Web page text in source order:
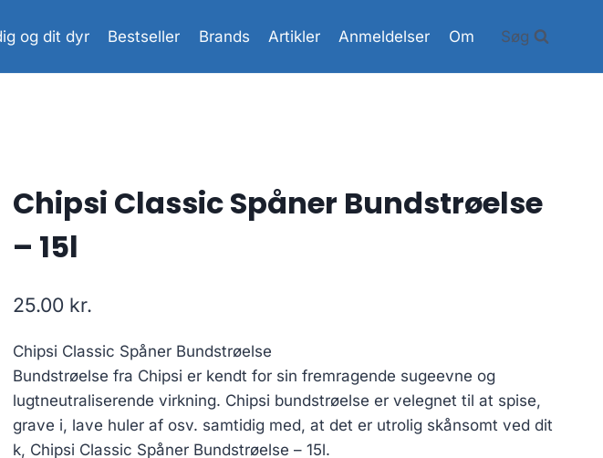
og dit dyr Bestseller Brands Artikler Anmeldelser Om Søg
Chipsi Classic Spåner Bundstrøelse
– 15l
25.00 kr.
Chipsi Classic Spåner Bundstrøelse
Bundstrøelse fra Chipsi er kendt for sin fremragende sugeevne og
lugtneutraliserende virkning. Chipsi bundstrøelse er velegnet til at spise,
grave i, lave huler af osv. samtidig med, at det er utrolig skånsomt ved dit
k, Chipsi Classic Spåner Bundstrøelse – 15l.